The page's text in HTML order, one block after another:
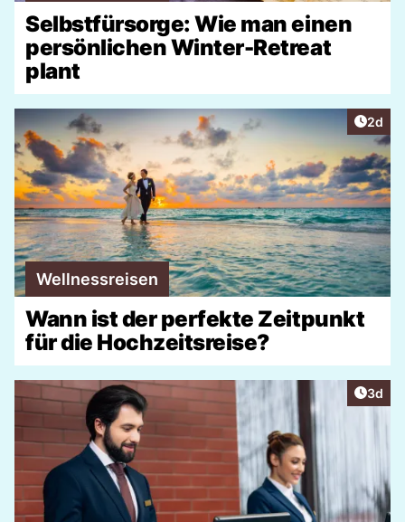
Selbstfürsorge: Wie man einen
persönlichen Winter-Retreat
plant
2d
Wellnessreisen
Wann ist der perfekte Zeitpunkt
für die Hochzeitsreise?
3d